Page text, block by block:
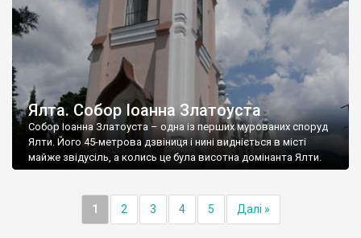
Ялта. Собор Іоанна Златоуста
Собор Іоанна Златоуста – одна із перших мурованих споруд
Ялти. Його 45-метрова дзвіниця і нині видніється в місті
майже звідусіль, а колись це була висотна домінанта Ялти.
1 2 3 4 5 Далі »